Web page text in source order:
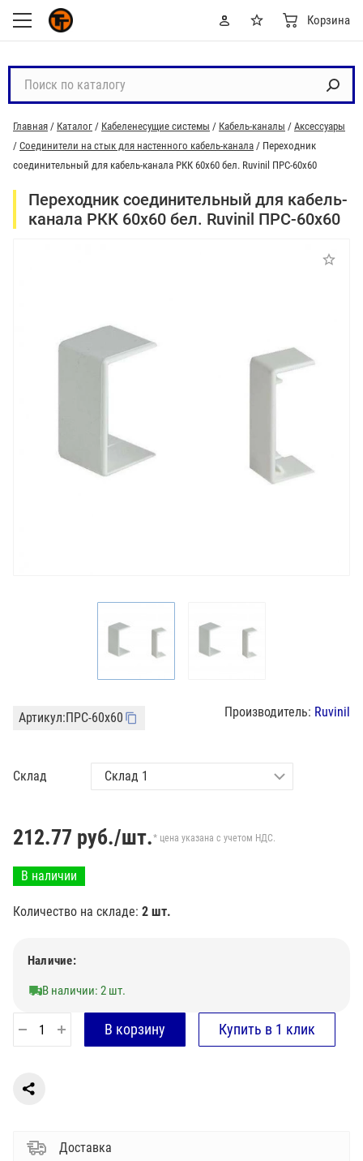
Корзина
с
к
п
о
а
Главная / Каталог / Кабеленесущие системы / Кабель-каналы / Аксессуары
/ Соединители на стык для настенного кабель-канала / Переходник
соединительный для кабель-канала РКК 60х60 бел. Ruvinil ПРС-60х60
Переходник соединительный для кабель-
канала РКК 60х60 бел. Ruvinil ПРС-60х60
Артикул:ПРС-60х60 Производитель: Ruvinil
Склад
212.77 руб./шт.* цена указана с учетом НДС.
В наличии
Количество на складе: 2 шт.
Наличие:
В наличии: 2 шт.
Доставка